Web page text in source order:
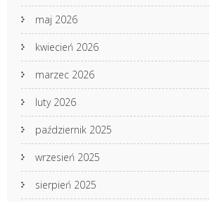
maj 2026
kwiecień 2026
marzec 2026
luty 2026
październik 2025
wrzesień 2025
sierpień 2025